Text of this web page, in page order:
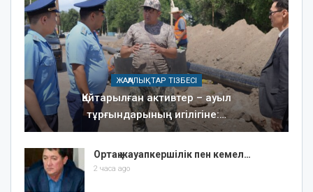
ЖАҢАЛЫҚТАР ТІЗБЕСІ
Қайтарылған активтер – ауыл
тұрғындарының игілігіне:…
Ортақ жауапкершілік пен кемел…
2 часа ago